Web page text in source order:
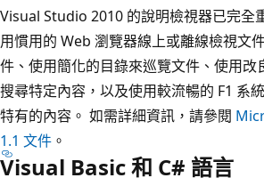
Visual Studio 2010 的說明檢視器已完全
用慣用的 Web 瀏覽器線上或離線檢視文
件、使用簡化的目錄來巡覽文件、使用改
搜尋特定內容，以及使用較流暢的 F1 系
特有的內容。 如需詳細資訊，請參閱
1.1 文件 。
Visual Basic 和 C# 語言